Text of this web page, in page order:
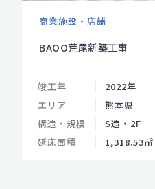
商業施設・店舗
BAOO荒尾新築工事
竣工年
2022年
エリア
熊本県
構造・規模
S造・2F
延床面積
1,318.53㎡